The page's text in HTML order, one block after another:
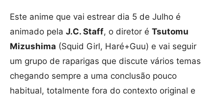
Este anime que vai estrear dia 5 de Julho é
animado pela J.C. Staff, o diretor é Tsutomu
Mizushima (Squid Girl, Haré+Guu) e vai seguir
um grupo de raparigas que discute vários temas
chegando sempre a uma conclusão pouco
habitual, totalmente fora do contexto original e